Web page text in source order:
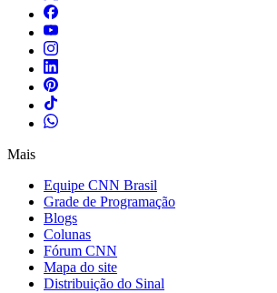
Mais
Equipe CNN Brasil
Grade de Programação
Blogs
Colunas
Fórum CNN
Mapa do site
Distribuição do Sinal